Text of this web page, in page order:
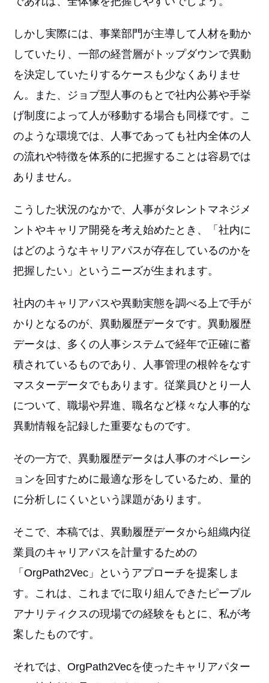
しかし実際には、事業部門が主導して人材を動か
していたり、一部の経営層がトップダウンで異動
を決定していたりするケースも少なくありませ
ん。また、ジョブ型人事のもとで社内公募や手挙
げ制度によって人が移動する場合も同様です。こ
のような環境では、人事であっても社内全体の人
の流れや特徴を体系的に把握することは容易では
ありません。
こうした状況のなかで、人事がタレントマネジメ
ントやキャリア開発を考え始めたとき、「社内に
はどのようなキャリアパスが存在しているのかを
把握したい」というニーズが生まれます。
社内のキャリアパスや異動実態を調べる上で手が
かりとなるのが、異動履歴データです。異動履歴
データは、多くの人事システムで経年で正確に蓄
積されているものであり、人事管理の根幹をなす
マスターデータでもあります。従業員ひとり一人
について、職場や昇進、職名など様々な人事的な
異動情報を記録した重要なものです。
その一方で、異動履歴データは人事のオペレーシ
ョンを回すために最適な形をしているため、量的
に分析しにくいという課題があります。
そこで、本稿では、異動履歴データから組織内従
業員のキャリアパスを計量するための
「OrgPath2Vec」というアプローチを提案しま
す。これは、これまでに取り組んできたピープル
アナリティクスの現場での経験をもとに、私が考
案したものです。
それでは、OrgPath2Vecを使ったキャリアパター